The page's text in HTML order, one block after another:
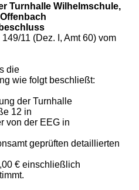
Turnhalle Wilhelmschule,
11 (Dez. I, Amt 60) vom
die
wie folgt beschließt:
der Turnhalle
12 in
von der EEG in
geprüften detaillierten
€ einschließlich